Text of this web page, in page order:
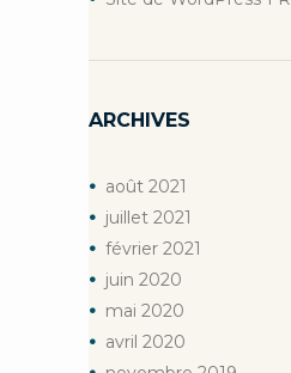
ARCHIVES
août 2021
juillet 2021
février 2021
juin 2020
mai 2020
avril 2020